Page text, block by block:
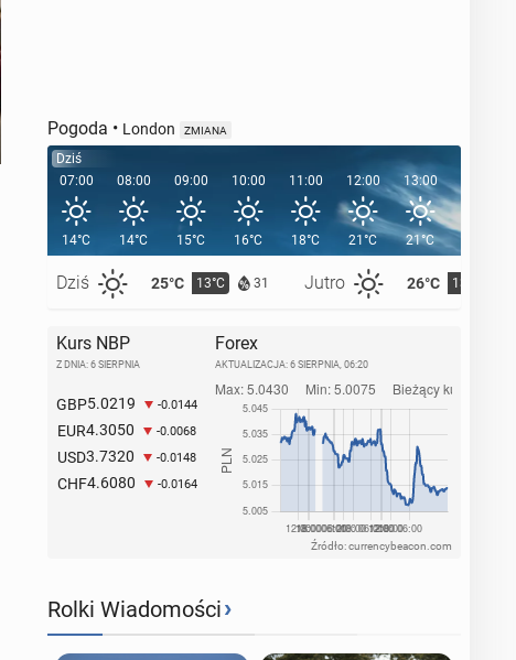
Pogoda • London ZMIANA
Dziś
07:00
14°C
Dziś 25°C 13°C 31 Jutro 26°C 13°C
08:00
14°C
09:00
15°C
10:00
16°C
11:00
18°C
12:00
21°C
13:00
21°C
14:00
Kurs NBP
Z DNIA: 6 SIERPNIA
GBP5.0219 -0.0144
EUR4.3050 -0.0068
USD3.7320 -0.0148
CHF4.6080 -0.0164
Forex
AKTUALIZACJA: 6 SIERPNIA, 06:20
Źródło: currencybeacon.com
Rolki Wiadomości›